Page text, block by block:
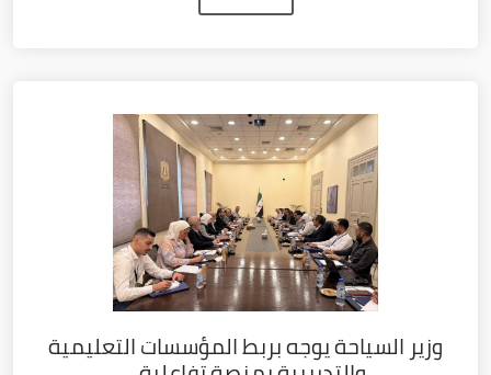
وزير السياحة يوجه بربط المؤسسات التعليمية